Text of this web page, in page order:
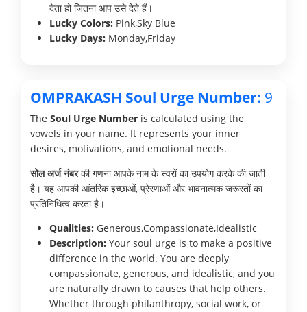
देता हो जितना आप उसे देते हैं।
Lucky Colors: Pink,Sky Blue
Lucky Days: Monday,Friday
OMPRAKASH Soul Urge Number: 9
The Soul Urge Number is calculated using the
vowels in your name. It represents your inner
desires, motivations, and emotional needs.
सोल अर्ज नंबरकी गणना आपके नाम के स्वरों का उपयोग करके की जाती
है। यह आपकी आंतरिक इच्छाओं, प्रेरणाओं और भावनात्मक जरूरतों का
प्रतिनिधित्व करता है।
Qualities: Generous,Compassionate,Idealistic
Description: Your soul urge is to make a positive
difference in the world. You are deeply
compassionate, generous, and idealistic, and you
are naturally drawn to causes that help others.
Whether through philanthropy, social work, or